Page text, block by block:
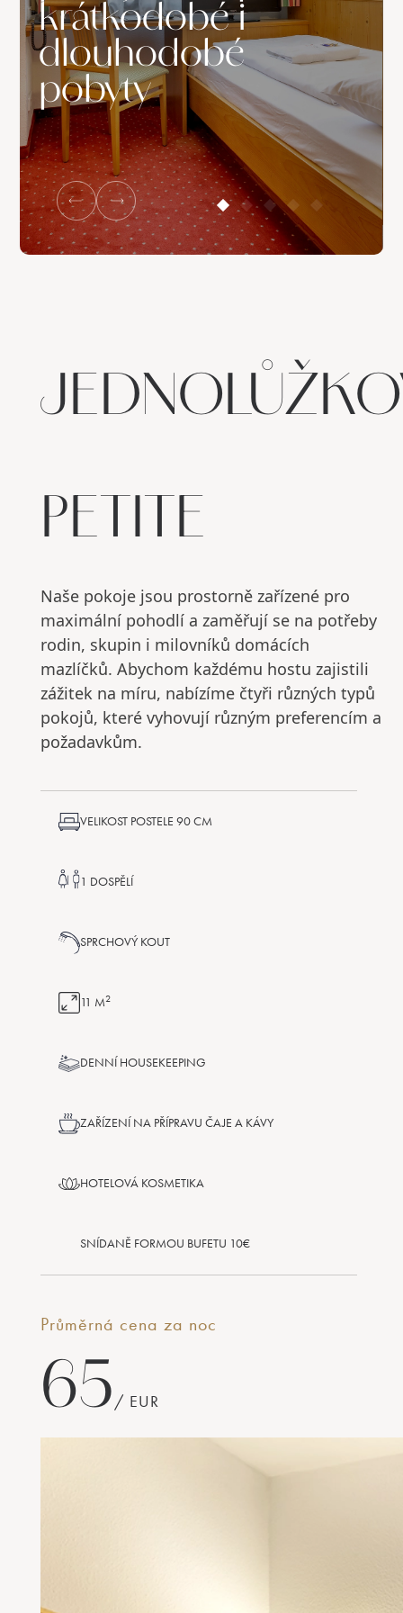
krátkodobé i
dlouhodobé
pobyty
PETITE
Naše pokoje jsou prostorně zařízené pro
maximální pohodlí a zaměřují se na potřeby
rodin, skupin i milovníků domácích
mazlíčků. Abychom každému hostu zajistili
zážitek na míru, nabízíme čtyři různých typů
pokojů, které vyhovují různým preferencím a
požadavkům.
VELIKOST POSTELE 90 CM
1 DOSPĚLÍ
SPRCHOVÝ KOUT
11 M2
DENNÍ HOUSEKEEPING
ZAŘÍZENÍ NA PŘÍPRAVU ČAJE A KÁVY
HOTELOVÁ KOSMETIKA
SNÍDANĚ FORMOU BUFETU 10€
Průměrná cena za noc
65 / EUR